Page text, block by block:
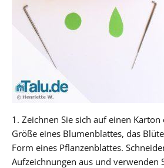
1. Zeichnen Sie sich auf einen
Größe eines Blumenblattes, das
Form eines Pflanzenblattes.
Aufzeichnungen aus und verwenden